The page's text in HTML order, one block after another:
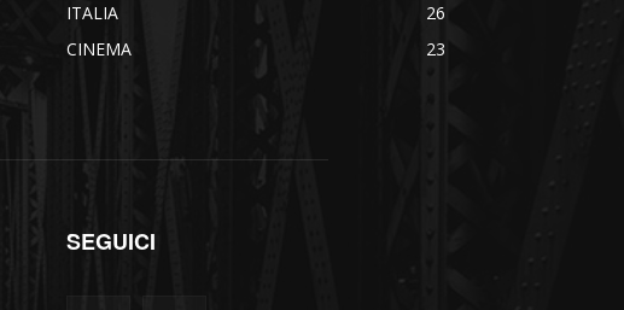
ITALIA
26
CINEMA
23
SEGUICI